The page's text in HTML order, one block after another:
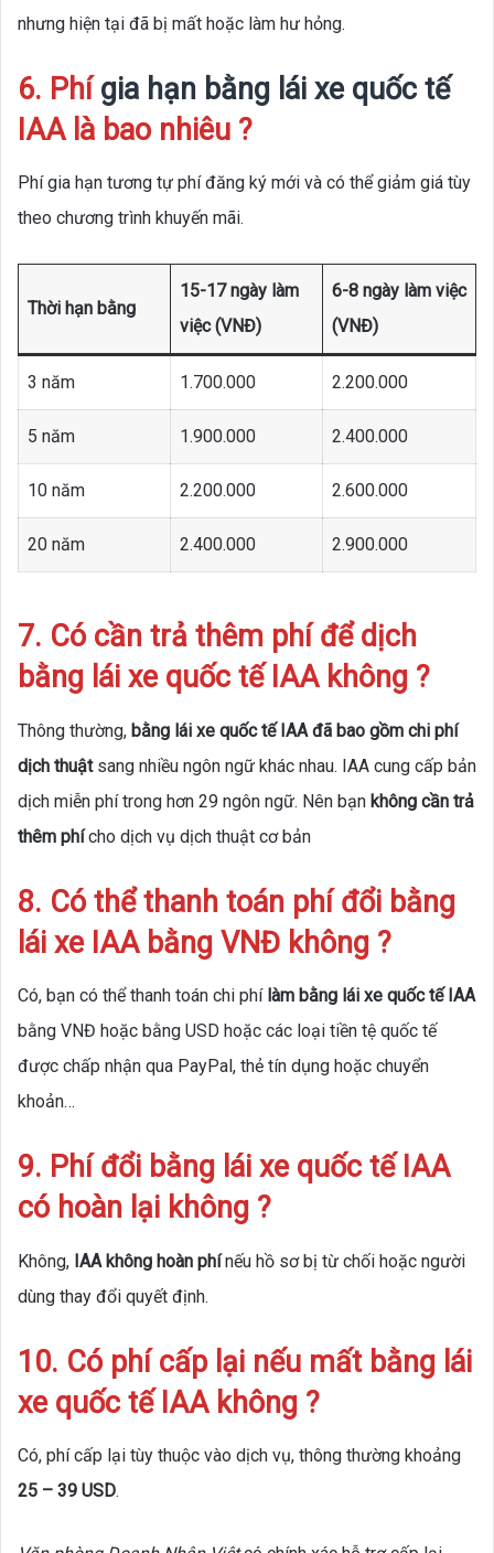
nhưng hiện tại đã bị mất hoặc làm hư hỏng.
6. Phí gia hạn bằng lái xe quốc tế
IAA là bao nhiêu ?
Phí gia hạn tương tự phí đăng ký mới và có thể giảm giá tùy
theo chương trình khuyến mãi.
Thời hạn bằng
15-17 ngày làm
việc (VNĐ)
6-8 ngày làm việc
(VNĐ)
3 năm 1.700.000 2.200.000
5 năm 1.900.000 2.400.000
10 năm 2.200.000 2.600.000
20 năm 2.400.000 2.900.000
7. Có cần trả thêm phí để dịch
bằng lái xe quốc tế IAA không ?
Thông thường, bằng lái xe quốc tế IAA đã bao gồm chi phí
dịch thuậtsang nhiều ngôn ngữ khác nhau. IAA cung cấp bản
dịch miễn phí trong hơn 29 ngôn ngữ. Nên bạn không cần trả
thêm phícho dịch vụ dịch thuật cơ bản
8. Có thể thanh toán phí đổi bằng
lái xe IAA bằng VNĐ không ?
Có, bạn có thể thanh toán chi phílàm bằng lái xe quốc tế IAA
bằng VNĐ hoặc bằng USD hoặc các loại tiền tệ quốc tế
được chấp nhận qua PayPal, thẻ tín dụng hoặc chuyển
khoản…
9. Phí đổi bằng lái xe quốc tế IAA
có hoàn lại không ?
Không, IAA không hoàn phínếu hồ sơ bị từ chối hoặc người
dùng thay đổi quyết định.
10. Có phí cấp lại nếu mất bằng lái
xe quốc tế IAA không ?
Có, phí cấp lại tùy thuộc vào dịch vụ, thông thường khoảng
25 – 39 USD.